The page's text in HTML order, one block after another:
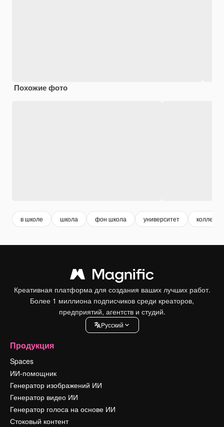
Похожие фото
в школе школа фон школа университет колледж
Креативная платформа для создания ваших лучших работ.
Более 1 миллиона подписчиков среди креаторов,
предприятий, агентств и студий.
Pусский
Продукция
Spaces
ИИ-помощник
Генератор изображений ИИ
Генератор видео ИИ
Генератор голоса на основе ИИ
Стоковый контент